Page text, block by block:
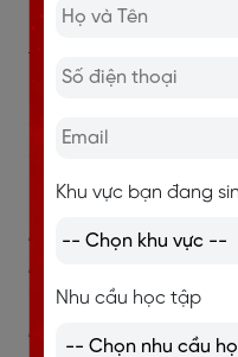
Not really. I don’t look
though my mom says
my appearance is kind
(Không hẳn. Tôi không
mẹ tôi nói đôi mắt tôi
mình khá đặc biệt, và
với người thân vì điều
riêng.)
Khu vực bạn đang
Nhu cầu học tập